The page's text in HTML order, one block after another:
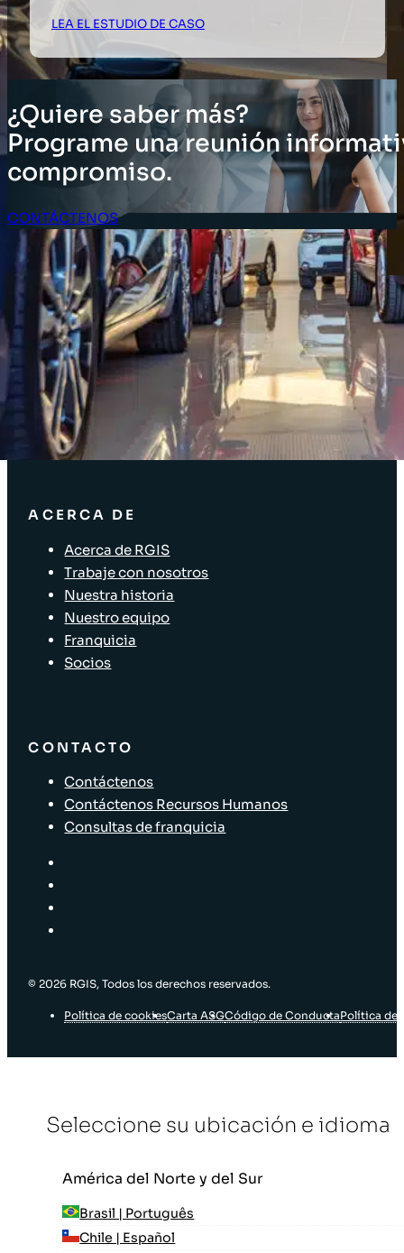
LEA EL ESTUDIO DE CASO
¿Quiere saber más?
Programe una reunión
compromiso.
CONTÁCTENOS
Acceso Clientes
SOLUCIONES
Soluciones de inventario
Soluciones empresariales
Soluciones para la cadena de suministro
Etiquetado de activos
Soluciones para el sector minorista
ACERCA DE
Acerca de RGIS
Trabaje con nosotros
Nuestra historia
Nuestro equipo
Franquicia
Socios
CONTACTO
Contáctenos
Contáctenos Recursos Humanos
Consultas de franquicia
© 2026 RGIS, Todos los derechos reservados.
Política de cookiesCarta ASGCódigo de ConductaPolítica de
Seleccione su ubicación e idioma
América del Norte y del Sur
Brasil | Português
Chile | Español